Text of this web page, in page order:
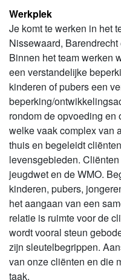
Werkplek
Je komt te werken in het
Nissewaard,
Binnen het team werken
een verstandelijke
kinderen of pubers een
beperking/
rondom de opvoeding
welke vaak complex van
thuis en begeleidt
levensgebieden.
jeugdwet en de WMO.
kinderen, pubers,
het aangaan van een
relatie is ruimte voor de
wordt vooral steun
zijn sleutelbegrippen.
van onze cliënten en die
taak.